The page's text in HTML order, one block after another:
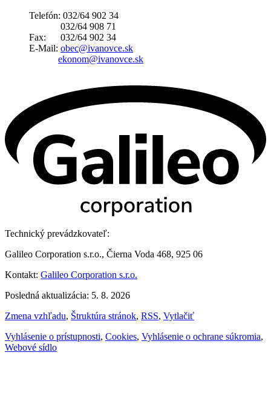
Telefón: 032/64 902 34
032/64 908 71
Fax: 032/64 902 34
E-Mail: obec@ivanovce.sk
ekonom@ivanovce.sk
Technický prevádzkovateľ:
Galileo Corporation s.r.o., Čierna Voda 468, 925 06
Kontakt: Galileo Corporation s.r.o.
Posledná aktualizácia: 5. 8. 2026
Zmena vzhľadu, Štruktúra stránok, RSS, Vytlačiť
Vyhlásenie o prístupnosti, Cookies, Vyhlásenie o ochrane súkromia,
Webové sídlo